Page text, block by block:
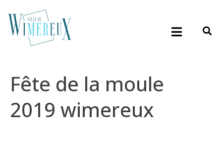
Fête de la moule
2019 wimereux